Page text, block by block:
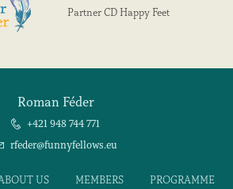
Partner CD Happy Feet
Roman Féder
+421 948 744 771
rfeder@funnyfellows.eu
US MEMBERS PROGRAMME